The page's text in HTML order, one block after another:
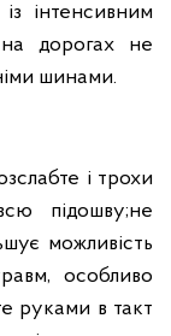
інтенсивним
дорогах не
шинами.
і трохи
підошву;не
можливість
особливо
руками в такт